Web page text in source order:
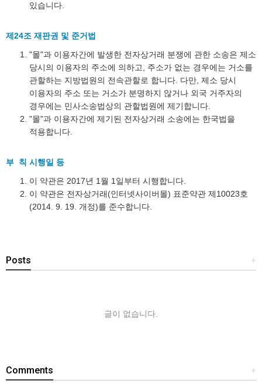
있습니다.
제24조 재판권 및 준거법
"몰"과 이용자간에 발생한 전자상거래 분쟁에 관한 소송은 제소
당시의 이용자의 주소에 의하고, 주소가 없는 경우에는 거소를
관할하는 지방법원의 전속관할로 합니다. 다만, 제소 당시
이용자의 주소 또는 거소가 분명하지 않거나 외국 거주자의
경우에는 민사소송법상의 관할법원에 제기합니다.
"몰"과 이용자간에 제기된 전자상거래 소송에는 한국법을
적용합니다.
부 칙 시행일 등
이 약관은 2017년 1월 1일부터 시행합니다.
이 약관은 전자상거래(인터넷사이버몰) 표준약관 제10023호
(2014. 9. 19. 개정)를 준수합니다.
+
Posts
글이 없습니다.
+
Comments